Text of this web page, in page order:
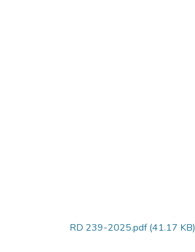
RD 239-2025.pdf(41.17 KB)